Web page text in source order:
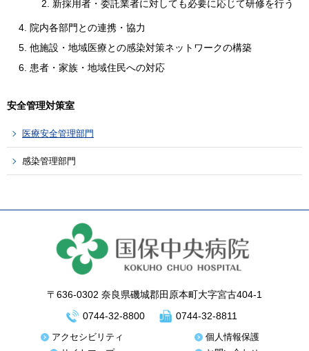
新採用者・委託業者に対しても必要に応じて研修を行う
院内各部門との連携・協力
他施設・地域医療との感染対策ネットワークの構築
患者・家族・地域住民への対応
安全管理対策室
医療安全管理部門
感染管理部門
〒636-0302 奈良県磯城郡田原本町大字宮古404-1
0744-32-8800
0744-32-8811
アクセシビリティ
個人情報保護